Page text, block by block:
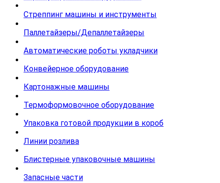
Стреппинг машины и инструменты
Паллетайзеры/Депаллетайзеры
Автоматические роботы укладчики
Конвейерное оборудование
Картонажные машины
Термоформовочное оборудование
Упаковка готовой продукции в короб
Линии розлива
Блистерные упаковочные машины
Запасные части